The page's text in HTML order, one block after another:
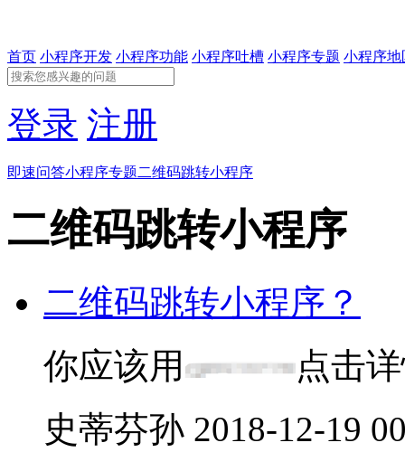
首页 小程序开发 小程序功能 小程序吐槽 小程序专题 小程序地
登录 注册
即速问答小程序专题二维码跳转小程序
二维码跳转小程序
二维码跳转小程序？
你应该用
点击
史蒂芬孙 2018-12-19